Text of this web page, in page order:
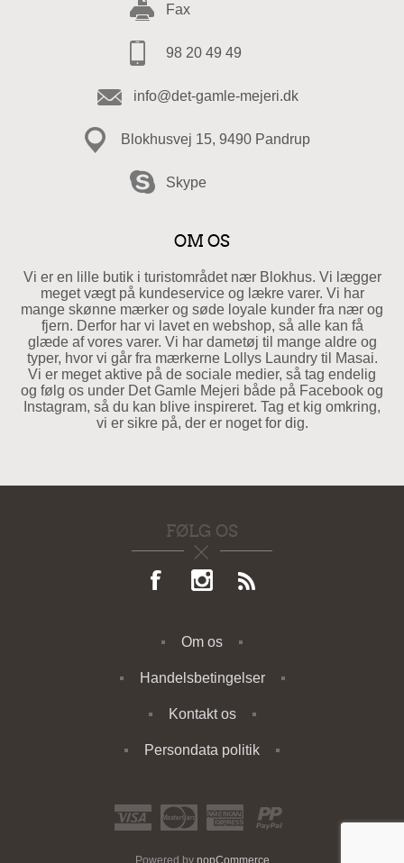
Fax
98 20 49 49
info@det-gamle-mejeri.dk
Blokhusvej 15, 9490 Pandrup
Skype
OM OS
Vi er en lille butik i turistområdet nær Blokhus. Vi lægger
meget vægt på kundeservice og lækre varer. Vi har
mange skønne mærker og søde loyale kunder fra nær og
fjern. Derfor har vi lavet en webshop, så alle kan få
glæde af vores varer. Vi har dametøj til mange aldre og
typer, hvor vi går fra mærkerne Lollys Laundry til Masai.
Vi er meget aktive på de sociale medier, så tag endelig
og følg os under Det Gamle Mejeri både på Facebook og
Instagram, så du kan blive inspireret. Tag et kig omkring,
vi er sikre på, der er noget for dig.
FØLG OS
Om os
Handelsbetingelser
Kontakt os
Persondata politik
Powered by nopCommerce